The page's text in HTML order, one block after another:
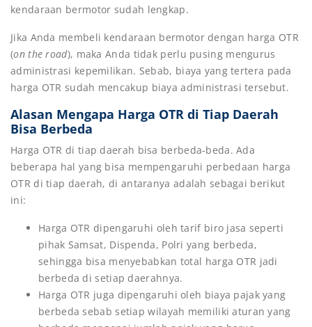
kendaraan bermotor sudah lengkap.
Jika Anda membeli kendaraan bermotor dengan harga OTR
(on the road), maka Anda tidak perlu pusing mengurus
administrasi kepemilikan. Sebab, biaya yang tertera pada
harga OTR sudah mencakup biaya administrasi tersebut.
Alasan Mengapa Harga OTR di Tiap Daerah
Bisa Berbeda
Harga OTR di tiap daerah bisa berbeda-beda. Ada
beberapa hal yang bisa mempengaruhi perbedaan harga
OTR di tiap daerah, di antaranya adalah sebagai berikut
ini:
Harga OTR dipengaruhi oleh tarif biro jasa seperti
pihak Samsat, Dispenda, Polri yang berbeda,
sehingga bisa menyebabkan total harga OTR jadi
berbeda di setiap daerahnya.
Harga OTR juga dipengaruhi oleh biaya pajak yang
berbeda sebab setiap wilayah memiliki aturan yang